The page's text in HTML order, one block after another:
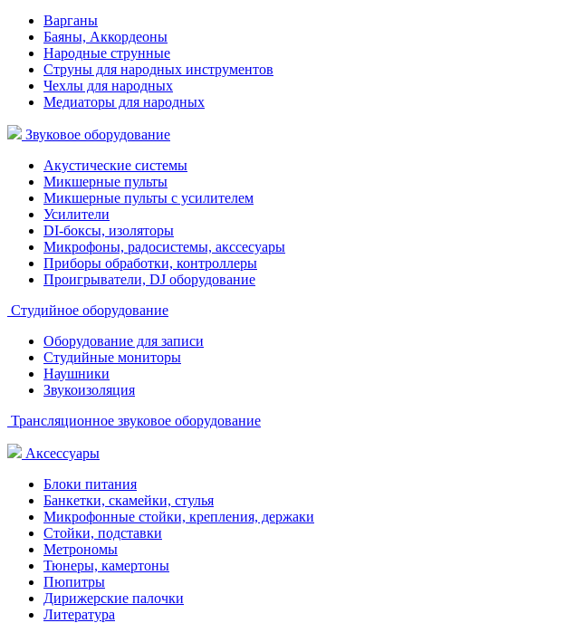
Варганы
Баяны, Аккордеоны
Народные струнные
Струны для народных инструментов
Чехлы для народных
Медиаторы для народных
Звуковое оборудование
Акустические системы
Микшерные пульты
Микшерные пульты с усилителем
Усилители
DI-боксы, изоляторы
Микрофоны, радосистемы, акссесуары
Приборы обработки, контроллеры
Проигрыватели, DJ оборудование
Студийное оборудование
Оборудование для записи
Студийные мониторы
Наушники
Звукоизоляция
Трансляционное звуковое оборудование
Аксессуары
Блоки питания
Банкетки, скамейки, стулья
Микрофонные стойки, крепления, держаки
Стойки, подставки
Метрономы
Тюнеры, камертоны
Пюпитры
Дирижерские палочки
Литература